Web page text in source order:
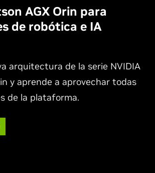
AGX Orin para
de robótica e IA
arquitectura de la serie NVIDIA
y aprende a aprovechar todas
de la plataforma.